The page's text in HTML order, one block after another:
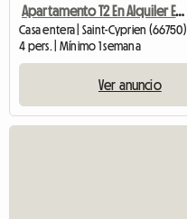
Apartamento T2 En Alquiler En La Planta Baja
Casa entera | Saint-Cyprien (66750)
4 pers. | Mínimo 1 semana
Ver anuncio